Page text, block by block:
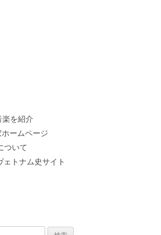
楽を紹介
ホームページ
ついて
ェトナム史サイト